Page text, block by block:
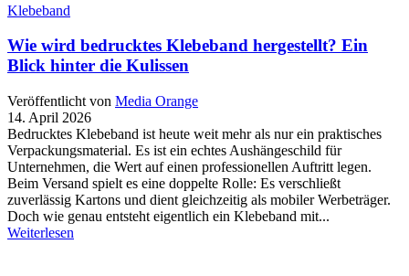
Klebeband
Wie wird bedrucktes Klebeband hergestellt? Ein
Blick hinter die Kulissen
Veröffentlicht von Media Orange
14. April 2026
Bedrucktes Klebeband ist heute weit mehr als nur ein praktisches
Verpackungsmaterial. Es ist ein echtes Aushängeschild für
Unternehmen, die Wert auf einen professionellen Auftritt legen.
Beim Versand spielt es eine doppelte Rolle: Es verschließt
zuverlässig Kartons und dient gleichzeitig als mobiler Werbeträger.
Doch wie genau entsteht eigentlich ein Klebeband mit...
Weiterlesen